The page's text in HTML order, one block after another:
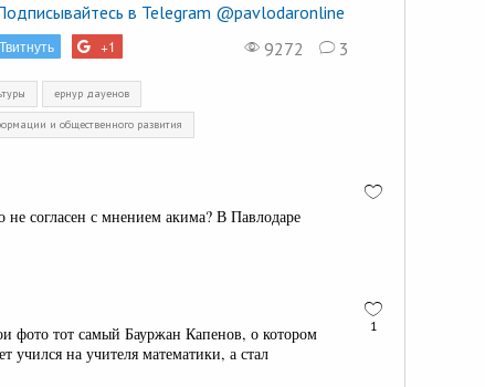
в Telegram @pavlodaronline
Твитнуть +1 9272 3
ернур дауенов
и общественного развития
согласен с мнением акима? В Павлодаре
1
фото тот самый Бауржан Капенов, о котором
учился на учителя математики, а стал